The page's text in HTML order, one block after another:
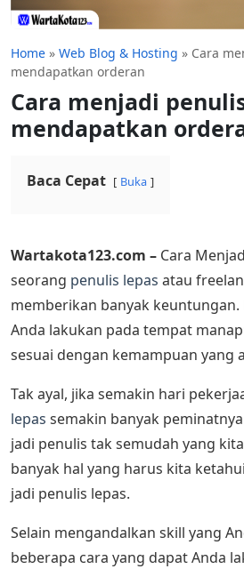
Home » Web Blog & Hosting » Cara
mendapatkan orderan
Cara menjadi
mendapatkan
Baca Cepat Buka
Wartakota123.com – Cara
seorang penulis lepas atau
memberikan banyak
Anda lakukan pada tempat
sesuai dengan kemampuan yang
Tak ayal, jika semakin hari
lepas semakin banyak
jadi penulis tak semudah yang
banyak hal yang harus kita
jadi penulis lepas.
Selain mengandalkan skill yang
beberapa cara yang dapat Anda